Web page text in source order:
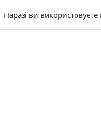
Наразі ви використовуєте